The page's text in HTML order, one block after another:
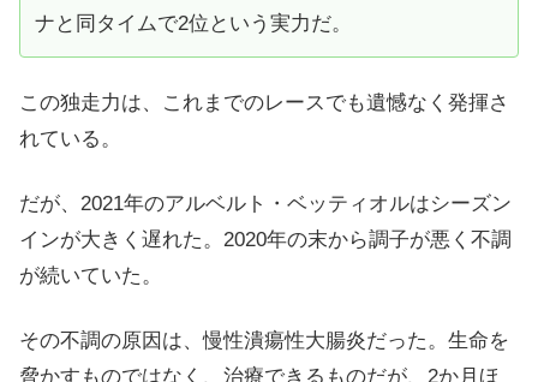
ナと同タイムで2位という実力だ。
この独走力は、これまでのレースでも遺憾なく発揮さ
れている。
だが、2021年のアルベルト・ベッティオルはシーズン
インが大きく遅れた。2020年の末から調子が悪く不調
が続いていた。
その不調の原因は、慢性潰瘍性大腸炎だった。生命を
脅かすものではなく、治療できるものだが、2か月ほ